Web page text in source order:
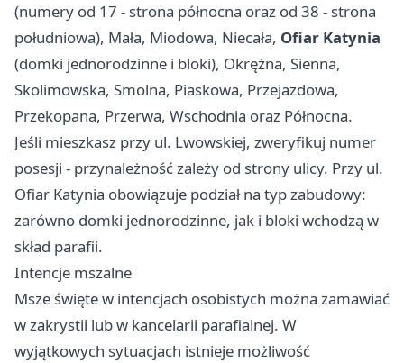
(numery od 17 - strona północna oraz od 38 - strona
południowa), Mała, Miodowa, Niecała, Ofiar Katynia
(domki jednorodzinne i bloki), Okrężna, Sienna,
Skolimowska, Smolna, Piaskowa, Przejazdowa,
Przekopana, Przerwa, Wschodnia oraz Północna.
Jeśli mieszkasz przy ul. Lwowskiej, zweryfikuj numer
posesji - przynależność zależy od strony ulicy. Przy ul.
Ofiar Katynia obowiązuje podział na typ zabudowy:
zarówno domki jednorodzinne, jak i bloki wchodzą w
skład parafii.
Intencje mszalne
Msze święte w intencjach osobistych można zamawiać
w zakrystii lub w kancelarii parafialnej. W
wyjątkowych sytuacjach istnieje możliwość